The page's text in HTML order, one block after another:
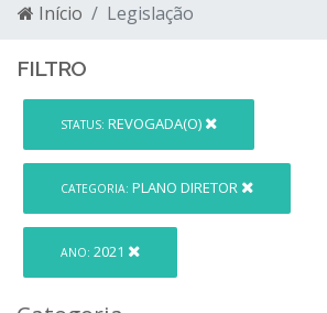
Início Legislação
FILTRO
STATUS: REVOGADA(O)
CATEGORIA: PLANO DIRETOR
ANO: 2021